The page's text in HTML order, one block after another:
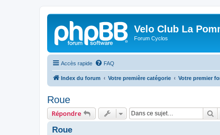
Velo Club La
Forum Cyclos
Accès rapide FAQ
Index du forum Votre première catégorie Votre premier
Roue
Répondre
Roue